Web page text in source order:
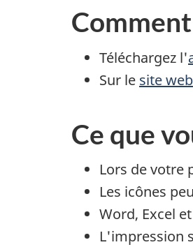
Téléchargez l'
Sur le site web
Ce que
Lors de votre
Les icônes
Word, Excel
L'impression